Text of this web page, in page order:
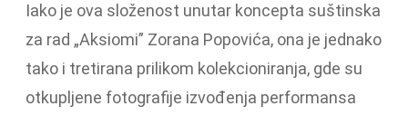
Iako je ova složenost unutar koncepta suštinska
za rad „Aksiomi” Zorana Popovića, ona je jednako
tako i tretirana prilikom kolekcioniranja, gde su
otkupljene fotografije izvođenja performansa